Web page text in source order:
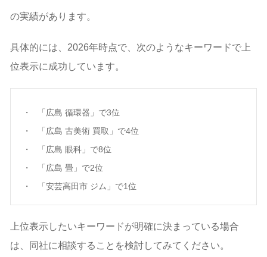
の実績があります。
具体的には、2026年時点で、次のようなキーワードで上
位表示に成功しています。
「広島 循環器」で3位
「広島 古美術 買取」で4位
「広島 眼科」で8位
「広島 畳」で2位
「安芸高田市 ジム」で1位
上位表示したいキーワードが明確に決まっている場合
は、同社に相談することを検討してみてください。